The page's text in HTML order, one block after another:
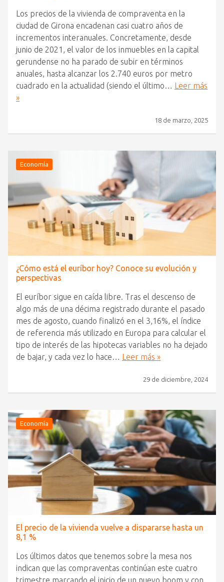
Los precios de la vivienda de compraventa en la
ciudad de Girona encadenan casi cuatro años de
incrementos interanuales. Concretamente, desde
junio de 2021, el valor de los inmuebles en la capital
gerundense no ha parado de subir en términos
anuales, hasta alcanzar los 2.740 euros por metro
cuadrado en la actualidad (siendo el último… Leer más
»
18 de marzo, 2025
Economía
¿Cómo está el euríbor hoy? Conoce su evolución y
perspectivas
El euríbor sigue en caída libre. Tras el descenso de
algo más de una décima registrado durante el pasado
mes de agosto, cuando finalizó en el 3,16%, el índice
de referencia más utilizado en Europa para calcular el
tipo de interés de las hipotecas variables no ha dejado
de bajar, y cada vez lo hace… Leer más »
29 de diciembre, 2024
Economía
El precio de la vivienda vuelve a dispararse hasta un
8,1 %
Los últimos datos que tenemos sobre la mesa nos
indican que las compraventas continúan este cuatro
trimestre marcando el inicio de un nuevo boom y con